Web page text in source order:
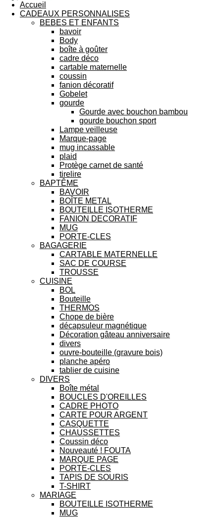
Accueil
CADEAUX PERSONNALISES
BEBES ET ENFANTS
bavoir
Body
boîte à goûter
cadre déco
cartable maternelle
coussin
fanion décoratif
Gobelet
gourde
Gourde avec bouchon bambou
gourde bouchon sport
Lampe veilleuse
Marque-page
mug incassable
plaid
Protège carnet de santé
tirelire
BAPTÊME
BAVOIR
BOÎTE METAL
BOUTEILLE ISOTHERME
FANION DECORATIF
MUG
PORTE-CLES
BAGAGERIE
CARTABLE MATERNELLE
SAC DE COURSE
TROUSSE
CUISINE
BOL
Bouteille
THERMOS
Chope de bière
décapsuleur magnétique
Décoration gâteau anniversaire
divers
ouvre-bouteille (gravure bois)
planche apéro
tablier de cuisine
DIVERS
Boîte métal
BOUCLES D'OREILLES
CADRE PHOTO
CARTE POUR ARGENT
CASQUETTE
CHAUSSETTES
Coussin déco
Nouveauté ! FOUTA
MARQUE PAGE
PORTE-CLES
TAPIS DE SOURIS
T-SHIRT
MARIAGE
BOUTEILLE ISOTHERME
MUG